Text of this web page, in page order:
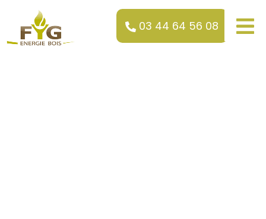
03 44 64 56 08